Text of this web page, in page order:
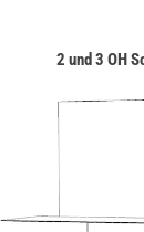
2 und 3 OH